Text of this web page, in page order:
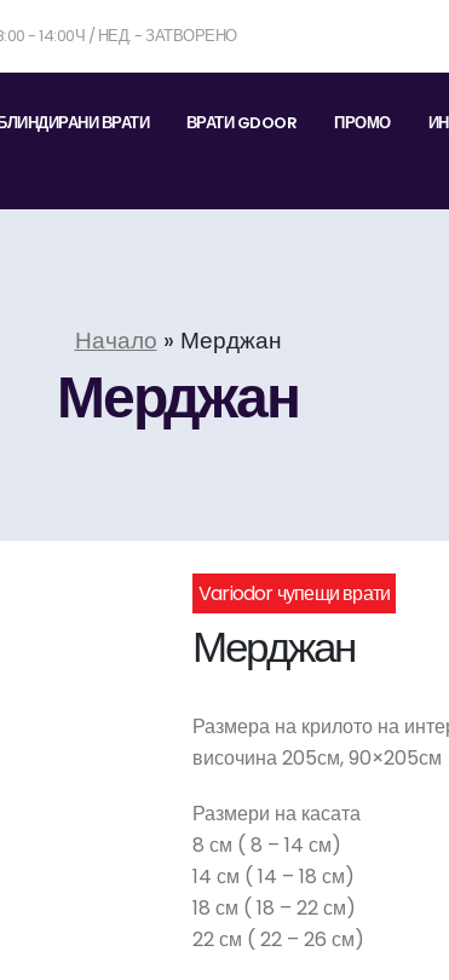
- 14:00Ч / НЕД. - ЗАТВОРЕНО
ВРАТИ ВРАТИ GDOOR ПРОМО
Начало » Мерджан
Мерджан
Variodor чупещи врати
Мерджан
Размера на крилото на
височина 205см, 90×205см
Размери на касата
8 см ( 8 – 14 см)
14 см ( 14 – 18 см)
18 см ( 18 – 22 см)
22 см ( 22 – 26 см)